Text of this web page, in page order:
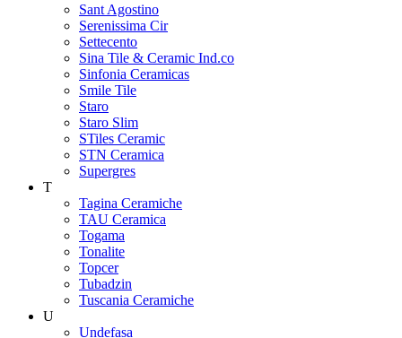
Sant Agostino
Serenissima Cir
Settecento
Sina Tile & Ceramic Ind.co
Sinfonia Ceramicas
Smile Tile
Staro
Staro Slim
STiles Ceramic
STN Ceramica
Supergres
T
Tagina Ceramiche
TAU Ceramica
Togama
Tonalite
Topcer
Tubadzin
Tuscania Ceramiche
U
Undefasa